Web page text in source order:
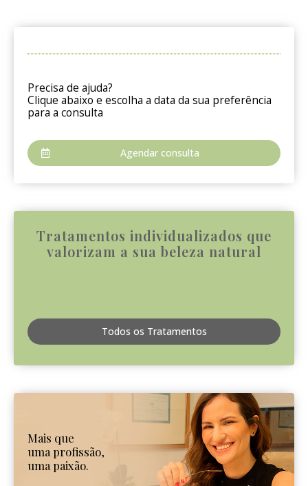
Precisa de ajuda?
Clique abaixo e escolha a data da sua preferência
para a consulta
Agendar consulta
Tratamentos individualizados que
valorizam a sua beleza natural
Todos os Tratamentos
Mais que
uma profissão,
uma paixão.